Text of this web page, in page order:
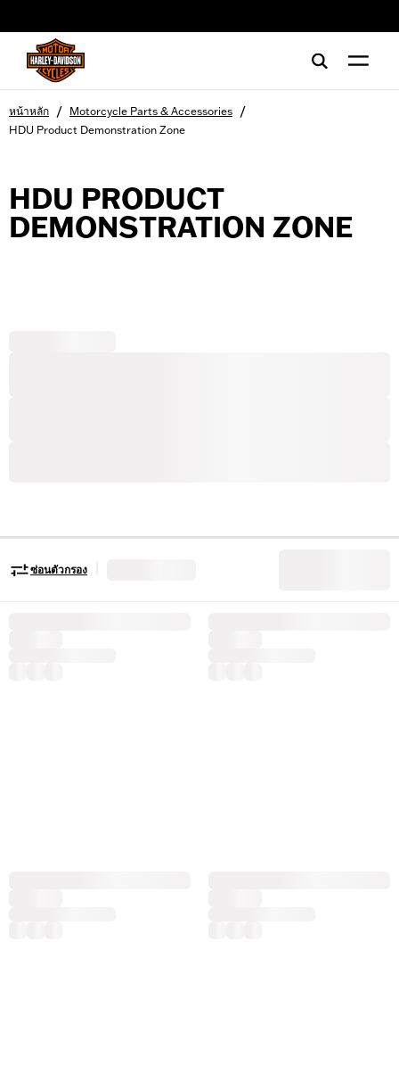
หน้าหลัก / Motorcycle Parts & Accessories /
HDU Product Demonstration Zone
HDU PRODUCT
DEMONSTRATION ZONE
ซ่อนตัวกรอง